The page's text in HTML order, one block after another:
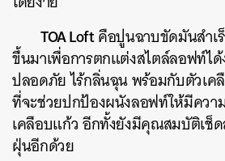
TOA Loftคือปูนฉาบขัดมันสำเ
ขึ้นมาเพื่อการตกแต่งสไตล์ลอฟท์ได้
ปลอดภัย ไร้กลิ่นฉุน พร้อมกับตัวเค
ที่จะช่วยปกป้องผนังลอฟท์ให้มีควา
เคลือบแก้ว อีกทั้งยังมีคุณสมบัติเช็ด
ฝุ่นอีกด้วย